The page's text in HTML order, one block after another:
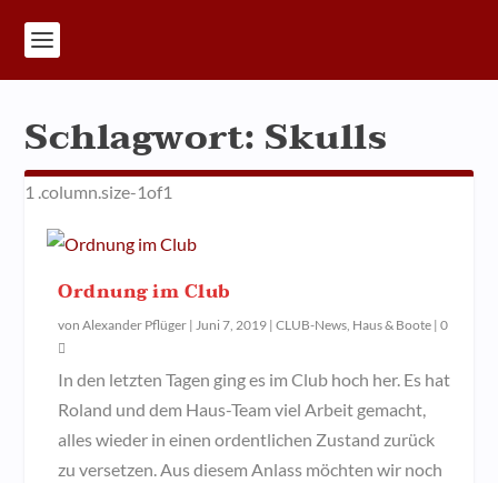
Schlagwort: Skulls
Ordnung im Club
vonAlexander Pflüger |Juni 7, 2019 |CLUB-News, Haus & Boote |0
In den letzten Tagen ging es im Club hoch her. Es hat
Roland und dem Haus-Team viel Arbeit gemacht,
alles wieder in einen ordentlichen Zustand zurück
zu versetzen. Aus diesem Anlass möchten wir noch